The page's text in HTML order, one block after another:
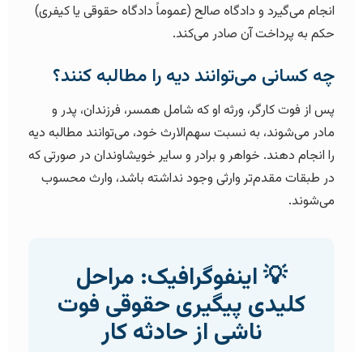
انجام می‌گیرد و دادگاه صالح (عموماً دادگاه حقوقی یا کیفری)
حکم به پرداخت آن صادر می‌کند.
چه کسانی می‌توانند دیه را مطالبه کنند؟
پس از فوت کارگر، ورثه او که شامل همسر، فرزندان، پدر و
مادر می‌شوند، به نسبت سهم‌الارث خود، می‌توانند مطالبه دیه
را انجام دهند. خواهر و برادر و سایر خویشاوندان در صورتی که
در طبقات مقدم‌تر وارثی وجود نداشته باشد، وارث محسوب
می‌شوند.
💡 اینفوگرافیک: مراحل
کلیدی پیگیری حقوقی فوت
ناشی از حادثه کار